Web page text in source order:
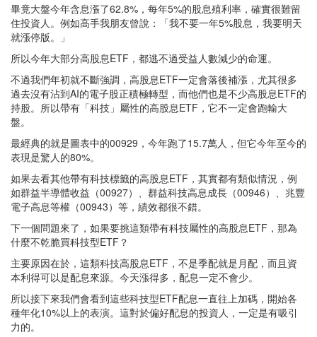
畢竟大盤今年含息漲了62.8%，每年5%的股息殖利率，確實很難留
住投資人。例如高手我朋友曾說：「我不要一年5%股息，我要明天
就漲停版。」
所以今年大部分高股息ETF，都逃不過受益人數減少的命運。
不過我們年初就不斷強調，高股息ETF一定會落後補漲，尤其很多
過去沒有沾到AI的電子股正積極轉型，而他們也是不少高股息ETF的
持股。所以帶有「科技」屬性的高股息ETF，它不一定會跑輸大
盤。
最經典的就是圖表中的00929，今年跑了15.7萬人，但它今年至今的
表現是驚人的80%。
如果去看其他帶有科技標籤的高股息ETF，其實都有類似情況，例
如群益半導體收益（00927）、群益科技高息成長（00946）、兆豐
電子高息等權（00943）等，績效都很不錯。
下一個問題來了，如果要挑這類帶有科技屬性的高股息ETF，那為
什麼不乾脆買科技型ETF？
主要原因在於，這類科技高股息ETF，不是季配就是月配，而且資
本利得可以是配息來源。今天漲得多，配息一定不會少。
所以接下來我們會看到這些科技型ETF配息一直往上加碼，開始各
種年化10%以上的表演。這對於偏好配息的投資人，一定是有吸引
力的。